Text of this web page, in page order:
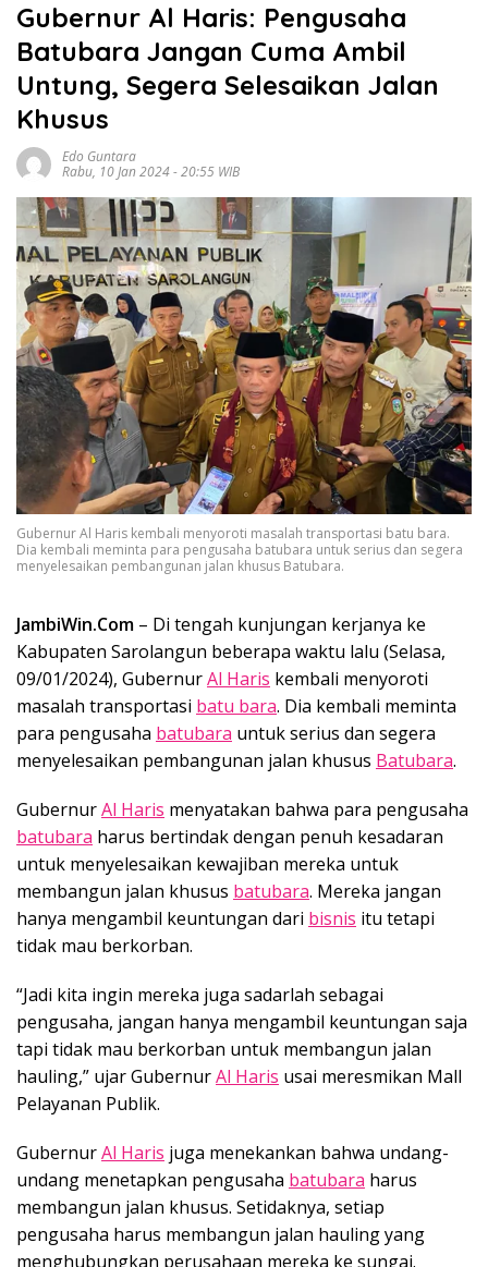
Gubernur Al Haris: Pengusaha
Batubara Jangan Cuma Ambil
Untung, Segera Selesaikan Jalan
Khusus
Edo Guntara
Rabu, 10 Jan 2024 - 20:55 WIB
Gubernur Al Haris kembali menyoroti masalah transportasi batu bara.
Dia kembali meminta para pengusaha batubara untuk serius dan segera
menyelesaikan pembangunan jalan khusus Batubara.
JambiWin.Com – Di tengah kunjungan kerjanya ke
Kabupaten Sarolangun beberapa waktu lalu (Selasa,
09/01/2024), GubernurAl Haris kembali menyoroti
masalah transportasi batu bara. Dia kembali meminta
para pengusaha batubara untuk serius dan segera
menyelesaikan pembangunan jalan khusus Batubara.
GubernurAl Haris menyatakan bahwa para pengusaha
batubara harus bertindak dengan penuh kesadaran
untuk menyelesaikan kewajiban mereka untuk
membangun jalan khusus batubara. Mereka jangan
hanya mengambil keuntungan dari bisnis itu tetapi
tidak mau berkorban.
“Jadi kita ingin mereka juga sadarlah sebagai
pengusaha, jangan hanya mengambil keuntungan saja
tapi tidak mau berkorban untuk membangun jalan
hauling,” ujar GubernurAl Haris usai meresmikan Mall
Pelayanan Publik.
GubernurAl Haris juga menekankan bahwa undang-
undang menetapkan pengusaha batubara harus
membangun jalan khusus. Setidaknya, setiap
pengusaha harus membangun jalan hauling yang
menghubungkan perusahaan mereka ke sungai.